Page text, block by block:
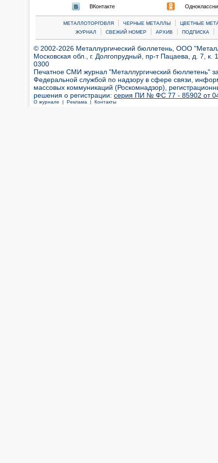
ВКонтакте
МЕТАЛЛОТОРГОВЛЯ | ЧЕРНЫЕ МЕТАЛЛЫ |
ЦВЕТНЫЕ
ЖУРНАЛ
| СВЕЖИЙ НОМЕР | АРХИВ | ПОДПИСКА |
© 2002-2026 Металлургический бюллетень, ООО
Московская обл., г. Долгопрудный, пр-т Пацаева, д. 7,
0300
Печатное СМИ журнал "Металлургический бюллетень"
Федеральной службой по надзору в сфере связи,
массовых коммуникаций (Роскомнадзор),
решения о регистрации: серия ПИ № ФС 77 - 85902 от 04
О журнале | Реклама | Контакты